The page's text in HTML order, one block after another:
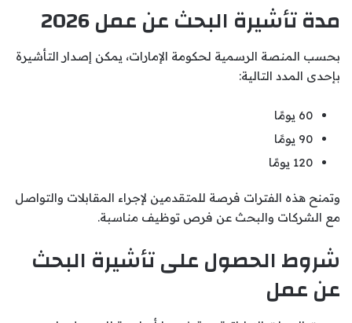
مدة تأشيرة البحث عن عمل 2026
بحسب المنصة الرسمية لحكومة الإمارات، يمكن إصدار التأشيرة
بإحدى المدد التالية:
60 يومًا
90 يومًا
120 يومًا
وتمنح هذه الفترات فرصة للمتقدمين لإجراء المقابلات والتواصل
مع الشركات والبحث عن فرص توظيف مناسبة.
شروط الحصول على تأشيرة البحث
عن عمل